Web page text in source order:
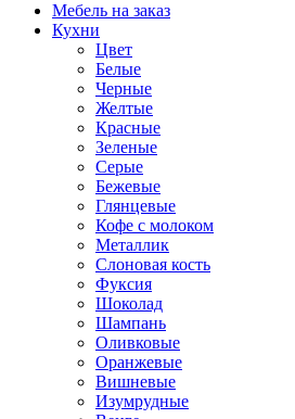
Мебель на заказ
Кухни
Цвет
Белые
Черные
Желтые
Красные
Зеленые
Серые
Бежевые
Глянцевые
Кофе с молоком
Металлик
Слоновая кость
Фуксия
Шоколад
Шампань
Оливковые
Оранжевые
Вишневые
Изумрудные